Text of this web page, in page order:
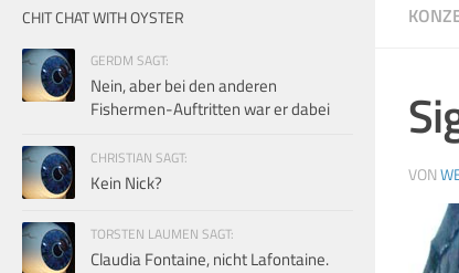
VON
CHIT CHAT WITH OYSTER
GERDM SAGT:
Nein, aber bei den anderen
Fishermen-Auftritten war er dabei
CHRISTIAN SAGT:
Kein Nick?
TORSTEN LAUMEN SAGT:
Claudia Fontaine, nicht Lafontaine.